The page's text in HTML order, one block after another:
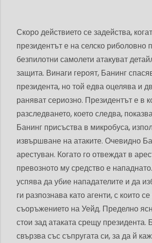
Скоро действието се задейства,
президентът е на селско риболовно
безпилотни самолети атакуват
защита. Винаги героят, Банинг
президента, но той едва оцелява и
раняват сериозно. Президентът е в
разследването, което следва,
Банинг присъства в микробуса,
извършване на атаките. Очевидно
арестуван. Когато го отвеждат в
превозното му средство е
успява да убие нападателите и да
ги разпознава като агенти, с които
съоръжението на Уейд. Пределно
стои зад атаката срещу президента.
свързва със съпругата си, за да й